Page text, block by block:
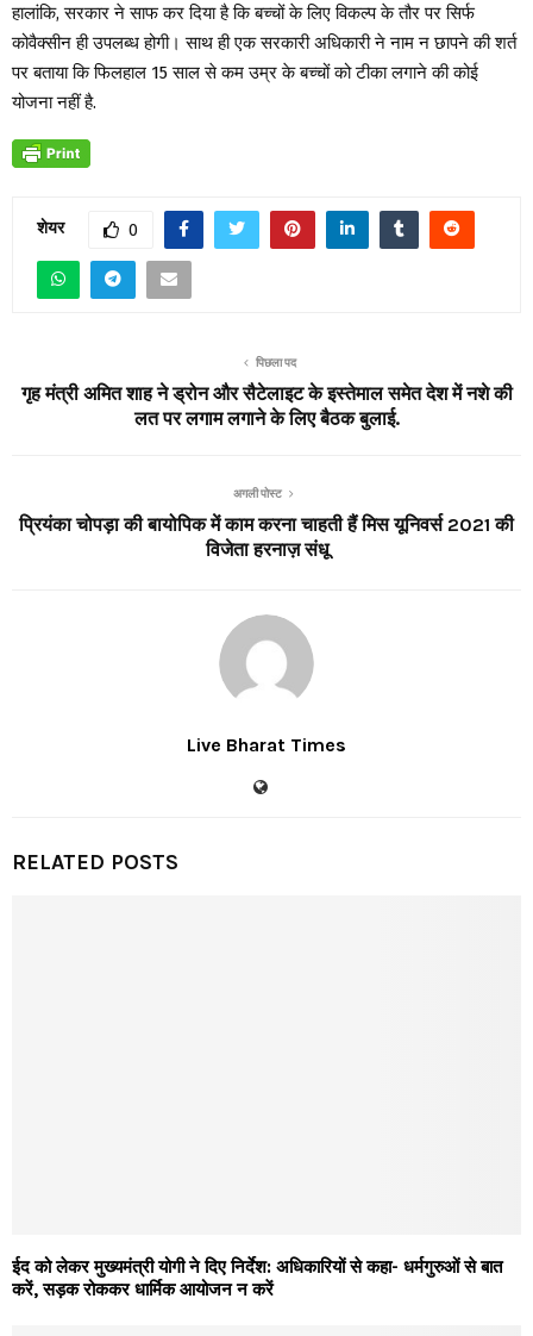
हालांकि, सरकार ने साफ कर दिया है कि बच्चों के लिए विकल्प के तौर पर सिर्फ
कोवैक्सीन ही उपलब्ध होगी। साथ ही एक सरकारी अधिकारी ने नाम न छापने की शर्त
पर बताया कि फिलहाल 15 साल से कम उम्र के बच्चों को टीका लगाने की कोई
योजना नहीं है.
शेयर 0
पिछला पद
गृह मंत्री अमित शाह ने ड्रोन और सैटेलाइट के इस्तेमाल समेत देश में नशे की
लत पर लगाम लगाने के लिए बैठक बुलाई.
अगली पोस्ट
प्रियंका चोपड़ा की बायोपिक में काम करना चाहती हैं मिस यूनिवर्स 2021 की
विजेता हरनाज़ संधू
Live Bharat Times
RELATED POSTS
ईद को लेकर मुख्यमंत्री योगी ने दिए निर्देश: अधिकारियों से कहा- धर्मगुरुओं से बात
करें, सड़क रोककर धार्मिक आयोजन न करें